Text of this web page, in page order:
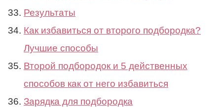
Результаты
Как избавиться от второго подбородка?
Лучшие способы
Второй подбородок и 5 действенных
способов как от него избавиться
Зарядка для подбородка